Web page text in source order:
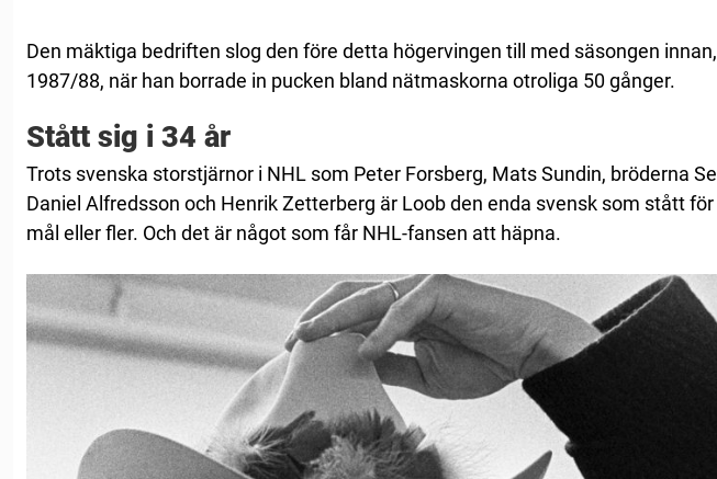
Den mäktiga bedriften slog den före detta högervingen till med säsongen innan,
1987/88, när han borrade in pucken bland nätmaskorna otroliga 50 gånger.
Stått sig i 34 år
Trots svenska storstjärnor i NHL som Peter Forsberg, Mats Sundin, bröderna
Daniel Alfredsson och Henrik Zetterberg är Loob den enda svensk som stått
mål eller fler. Och det är något som får NHL-fansen att häpna.